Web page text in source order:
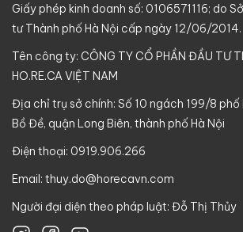
Giấy phép kinh doanh số: 0106571116; do
tư Thành phố Hà Nội cấp ngày 12/06/2014.
Tên công ty: CÔNG TY CỔ PHẦN ĐẦU TƯ
HO.RE.CA VIỆT NAM
Địa chỉ trụ sở chính: Số 10 ngách 199/8 phố
Bồ Đề, quận Long Biên, thành phố Hà Nội
Điện thoại: 0919.906.266
Email: thuy.do@horecavn.com
Người đại diện theo pháp luật: Đỗ Thị Thủy